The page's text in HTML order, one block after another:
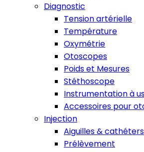
Diagnostic
Tension artérielle
Température
Oxymétrie
Otoscopes
Poids et Mesures
Stéthoscope
Instrumentation à
Accessoires pour
Injection
Aiguilles & cathéters
Prélèvement